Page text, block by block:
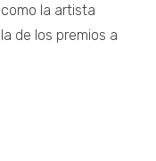
la artista
de los premios a